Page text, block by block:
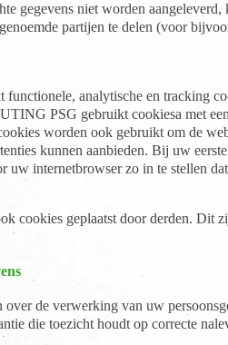
gegevens niet worden
partijen te delen (voor
analytische en tracking
PSG gebruikt cookiesa met
worden ook gebruikt om de
kunnen aanbieden. Bij uw
uw internetbrowser zo in te stellen
cookies geplaatst door derden. Dit
over de verwerking van uw
die toezicht houdt op correcte